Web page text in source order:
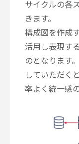
サイクルの各
きます。
構成図を作成
活用し表現す
のとなります
していただく
率よく統一感